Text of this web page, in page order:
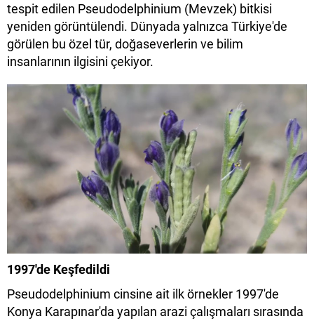
tespit edilen Pseudodelphinium (Mevzek) bitkisi
yeniden görüntülendi. Dünyada yalnızca Türkiye'de
görülen bu özel tür, doğaseverlerin ve bilim
insanlarının ilgisini çekiyor.
1997'de Keşfedildi
Pseudodelphinium cinsine ait ilk örnekler 1997'de
Konya Karapınar'da yapılan arazi çalışmaları sırasında